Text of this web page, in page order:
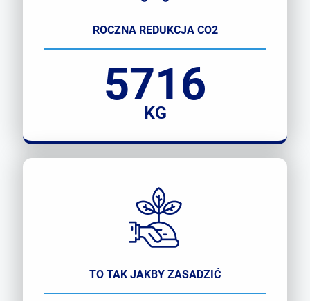
ROCZNA REDUKCJA CO2
5716
KG
TO TAK JAKBY ZASADZIĆ